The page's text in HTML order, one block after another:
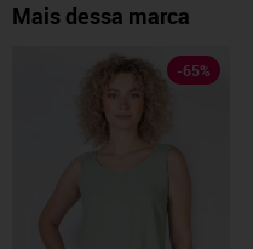
Mais dessa marca
-65%